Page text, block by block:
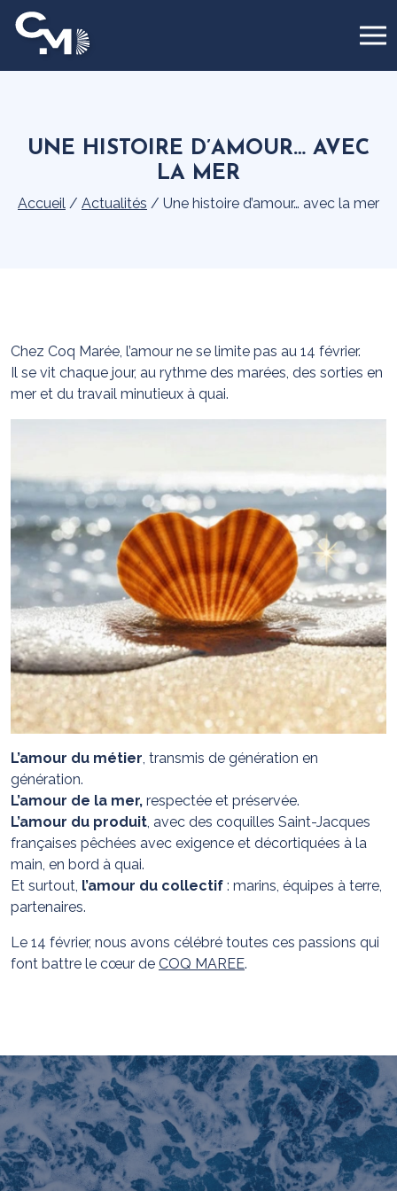
Panneau de gestion des cookies
UNE HISTOIRE D’AMOUR… AVEC
LA MER
Accueil / Actualités / Une histoire d’amour… avec la mer
Chez Coq Marée, l’amour ne se limite pas au 14 février.
Il se vit chaque jour, au rythme des marées, des sorties en
mer et du travail minutieux à quai.
L’amour du métier, transmis de génération en
génération.
L’amour de la mer, respectée et préservée.
L’amour du produit, avec des coquilles Saint-Jacques
françaises pêchées avec exigence et décortiquées à la
main, en bord à quai.
Et surtout, l’amour du collectif : marins, équipes à terre,
partenaires.
Le 14 février, nous avons célébré toutes ces passions qui
font battre le cœur de COQ MAREE.